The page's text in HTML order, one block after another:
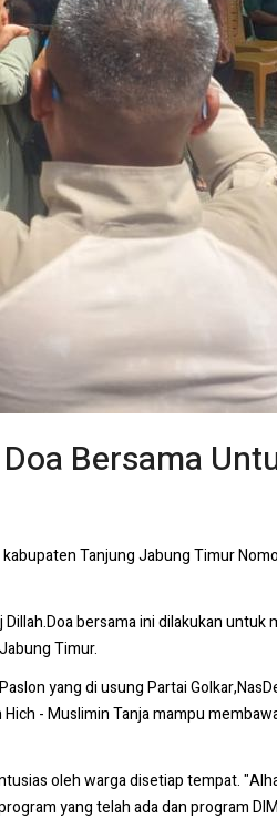
Bersama
Tanjung Jabung Timur
bersama ini dilakukan
Timur.
yang di usung Partai
- Muslimin Tanja mampu
oleh warga disetiap tempat.
yang telah ada dan program